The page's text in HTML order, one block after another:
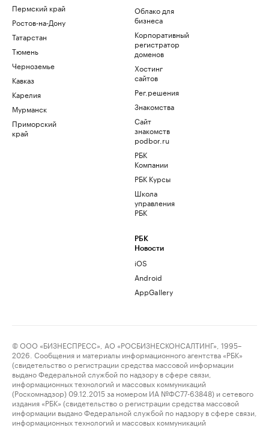
Пермский край
Ростов-на-Дону
Татарстан
Тюмень
Черноземье
Кавказ
Карелия
Мурманск
Приморский
край
Облако для
бизнеса
Корпоративный
регистратор
доменов
Хостинг
сайтов
Рег.решения
Знакомства
Сайт
знакомств
podbor.ru
РБК
Компании
РБК Курсы
Школа
управления
РБК
РБК
Новости
iOS
Android
AppGallery
© ООО «БИЗНЕСПРЕСС», АО «РОСБИЗНЕСКОНСАЛТИНГ», 1995–
2026. Сообщения и материалы информационного агентства «РБК»
(свидетельство о регистрации средства массовой информации
выдано Федеральной службой по надзору в сфере связи,
информационных технологий и массовых коммуникаций
(Роскомнадзор) 09.12.2015 за номером ИА №ФС77-63848) и сетевого
издания «РБК» (свидетельство о регистрации средства массовой
информации выдано Федеральной службой по надзору в сфере связи,
информационных технологий и массовых коммуникаций